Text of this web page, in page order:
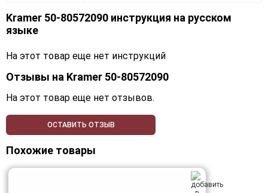
Kramer 50-80572090 инструкция на русском
языке
На этот товар еще нет инструкций
Отзывы на Kramer 50-80572090
На этот товар еще нет отзывов.
ОСТАВИТЬ ОТЗЫВ
Похожие товары